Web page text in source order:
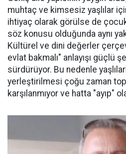
muhtaç ve kimsesiz yaşlılar
ihtiyaç olarak görülse de
söz konusu olduğunda aynı
Kültürel ve dini değerler
evlat bakmalı" anlayışı güçlü
sürdürüyor. Bu nedenle
yerleştirilmesi çoğu zaman
karşılanmıyor ve hatta "ayıp"